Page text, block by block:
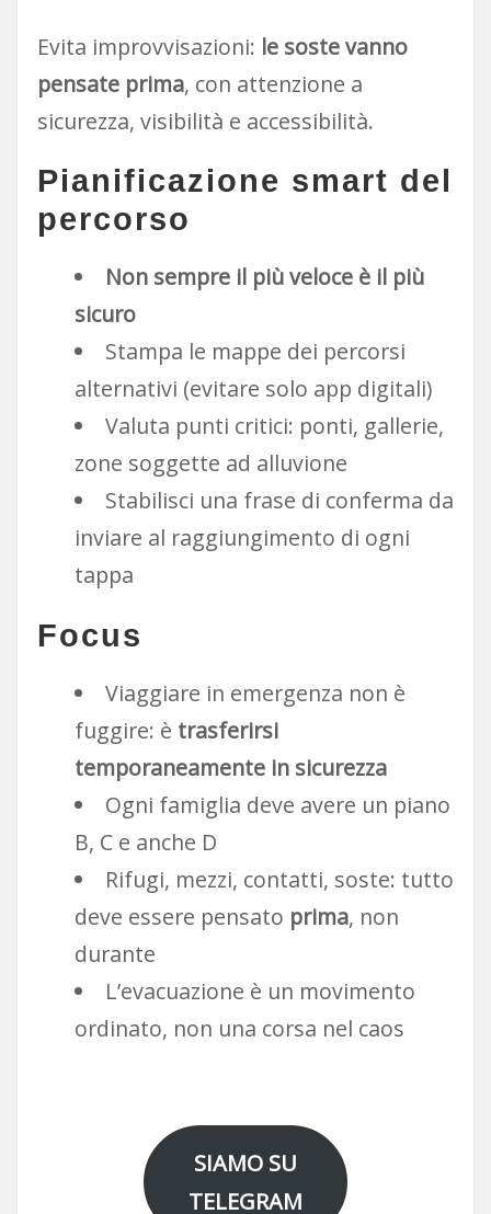
Evita improvvisazioni: le soste vanno
pensate prima, con attenzione a
sicurezza, visibilità e accessibilità.
Pianificazione smart del
percorso
Non sempre il più veloce è il più
sicuro
Stampa le mappe dei percorsi
alternativi (evitare solo app digitali)
Valuta punti critici: ponti, gallerie,
zone soggette ad alluvione
Stabilisci una frase di conferma da
inviare al raggiungimento di ogni
tappa
Focus
Viaggiare in emergenza non è
fuggire: è trasferirsi
temporaneamente in sicurezza
Ogni famiglia deve avere un piano
B, C e anche D
Rifugi, mezzi, contatti, soste: tutto
deve essere pensato prima, non
durante
L’evacuazione è un movimento
ordinato, non una corsa nel caos
SIAMO SU
TELEGRAM